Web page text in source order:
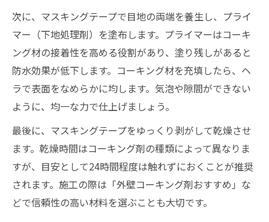
失敗しないコーキング材料選びの極意
目地コーキングに最適な材料を見極める
diy初心者が選ぶべきコーキング剤の種類
外壁コーキング剤おすすめ選び方ガイド
水回りや内装にも使える材料の特徴とは
ホームセンターで失敗しないポイント解説
次に、マスキングテープで目地の両端を養生し、プライ
マー（下地処理剤）を塗布します。プライマーはコーキ
ング材の接着性を高める役割があり、塗り残しがあると
防水効果が低下します。コーキング材を充填したら、ヘ
ラで表面をなめらかに均します。気泡や隙間ができない
ように、均一な力で仕上げましょう。
最後に、マスキングテープをゆっくり剥がして乾燥させ
ます。乾燥時間はコーキング剤の種類によって異なりま
すが、目安として24時間程度は触れずにおくことが推奨
されます。施工の際は「外壁コーキング剤おすすめ」な
どで信頼性の高い材料を選ぶことも大切です。